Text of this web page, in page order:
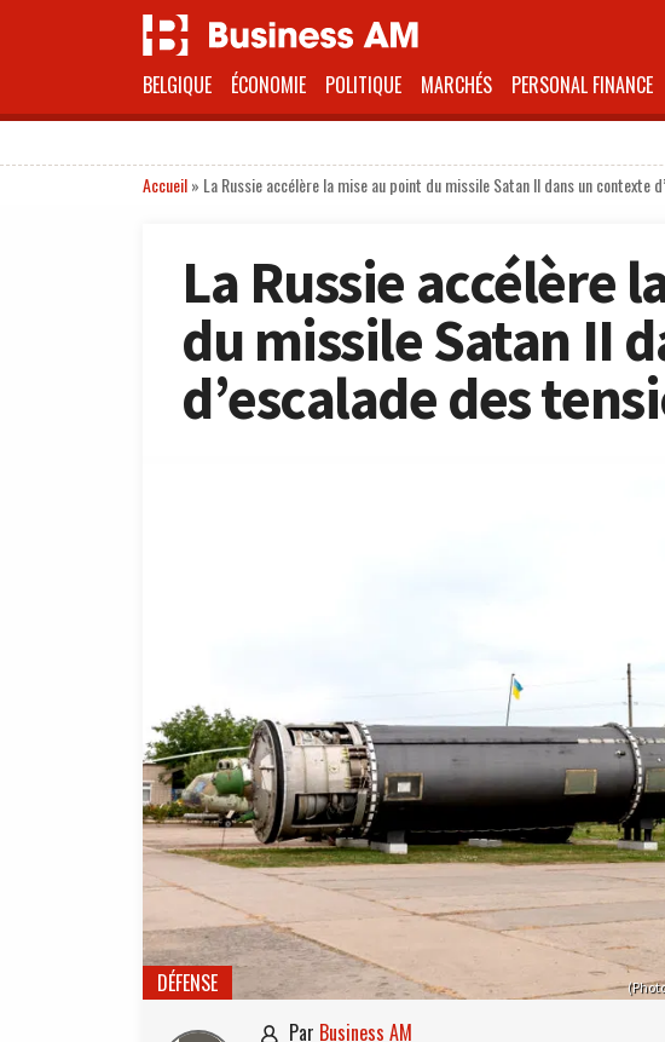
BELGIQUE ÉCONOMIE POLITIQUE MARCHÉS PERSONAL FINANCE
Accueil» La Russie accélère la mise au point du missile Satan II dans un contexte
La Russie accélère
du missile Satan II
d’escalade des
DÉFENSE
 par Business AM